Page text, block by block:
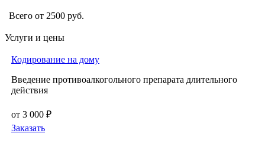
Всего от 2500 руб.
Услуги и цены
Кодирование на дому
Введение противоалкогольного препарата длительного
действия
от 3 000 ₽
Заказать